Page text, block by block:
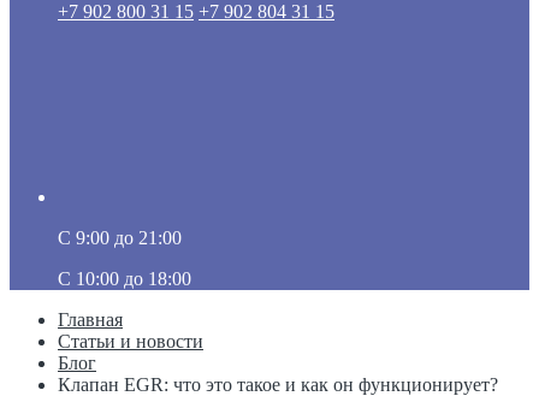
+7 902 800 31 15 +7 902 804 31 15
C 9:00 до 21:00
C 10:00 до 18:00
Главная
Статьи и новости
Блог
Клапан EGR: что это такое и как он функционирует?